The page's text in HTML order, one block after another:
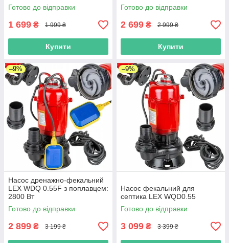
Готово до відправки
1 699 ₴ 1 999 ₴
Купити
Готово до відправки
2 699 ₴ 2 999 ₴
Купити
–9%
Насос дренажно-фекальний
LEX WDQ 0.55F з поплавцем:
2800 Вт
Готово до відправки
2 899 ₴ 3 199 ₴
–9%
Насос фекальний для
септика LEX WQD0.55
Готово до відправки
3 099 ₴ 3 399 ₴